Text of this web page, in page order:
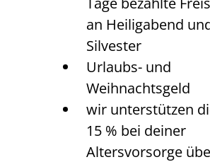
an Heiligabend
Silvester
Urlaubs- und
Weihnachtsgeld
wir unterstützen
15 % bei deiner
Altersvorsorge